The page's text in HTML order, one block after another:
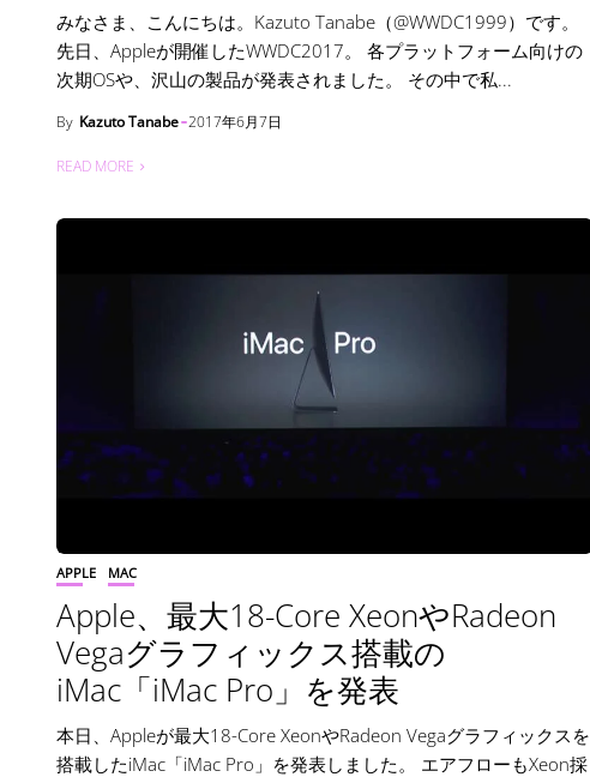
みなさま、こんにちは。Kazuto Tanabe（@WWDC1999）です。
先日、Appleが開催したWWDC2017。 各プラットフォーム向けの
次期OSや、沢山の製品が発表されました。 その中で私...
By Kazuto Tanabe 2017年6月7日
READ MORE
APPLE MAC
Apple、最大18-Core XeonやRadeon
Vegaグラフィックス搭載の
iMac「iMac Pro」を発表
本日、Appleが最大18-Core XeonやRadeon Vegaグラフィックスを
搭載したiMac「iMac Pro」を発表しました。 エアフローもXeon採